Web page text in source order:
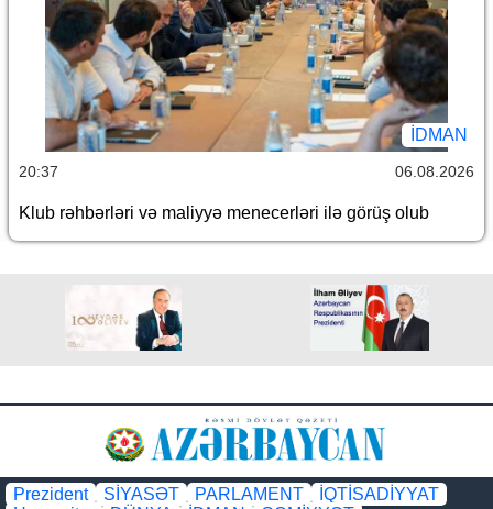
İDMAN
20:37 06.08.2026
Klub rəhbərləri və maliyyə menecerləri ilə görüş olub
Prezident SİYASƏT PARLAMENT
İQTİSADİYYAT